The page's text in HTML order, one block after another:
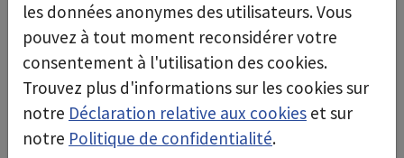
Notre interlocuteur externe dans le cadre de la
loi sur la protection des personnes qui
signalent des violations du droit de l‘union :
Fabio Pastars
Responsable de la protection des données selon
la norme DIN EN ISO/IEC 17024,
les données anonymes des utilisateurs. Vous
pouvez à tout moment reconsidérer votre
consentement à l'utilisation des cookies.
Trouvez plus d'informations sur les cookies sur
notre Déclaration relative aux cookies et sur
notre Politique de confidentialité.